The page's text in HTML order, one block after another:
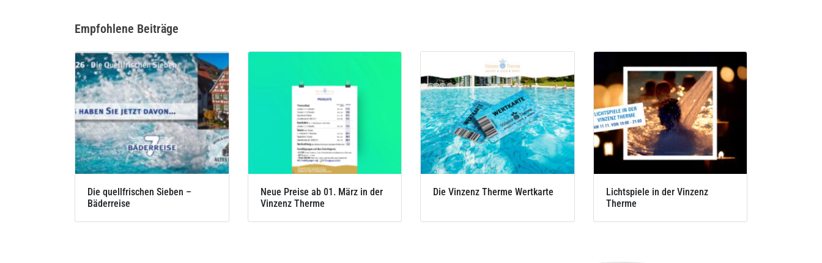
Empfohlene Beiträge
Die quellfrischen Sieben –
Bäderreise
Neue Preise ab 01. März in der
Vinzenz Therme
Die Vinzenz Therme Wertkarte
Lichtspiele in der Vinzenz
Therme